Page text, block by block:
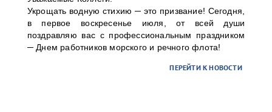
письма: УНЭП (наименование организации).
В случае вашей заинтересованности и желания
использования УНЭП, а также для организации
присоединения УНЭП единоличного
исполнительного органа к учетной записи в
Укрощать водную стихию ─ это призвание! Сегодня,
в первое воскресенье июля, от всей души
поздравляю вас с профессиональным праздником
─ Днем работников морского и речного флота!
ПЕРЕЙТИ К НОВОСТИ